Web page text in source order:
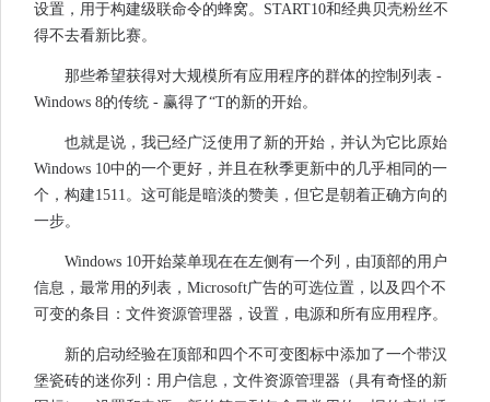
设置，用于构建级联命令的蜂窝。START10和经典贝壳粉丝不
得不去看新比赛。
那些希望获得对大规模所有应用程序的群体的控制列表 -
Windows 8的传统 - 赢得了“T的新的开始。
也就是说，我已经广泛使用了新的开始，并认为它比原始
Windows 10中的一个更好，并且在秋季更新中的几乎相同的一
个，构建1511。这可能是暗淡的赞美，但它是朝着正确方向的
一步。
Windows 10开始菜单现在在左侧有一个列，由顶部的用户
信息，最常用的列表，Microsoft广告的可选位置，以及四个不
可变的条目：文件资源管理器，设置，电源和所有应用程序。
新的启动经验在顶部和四个不可变图标中添加了一个带汉
堡瓷砖的迷你列：用户信息，文件资源管理器（具有奇怪的新